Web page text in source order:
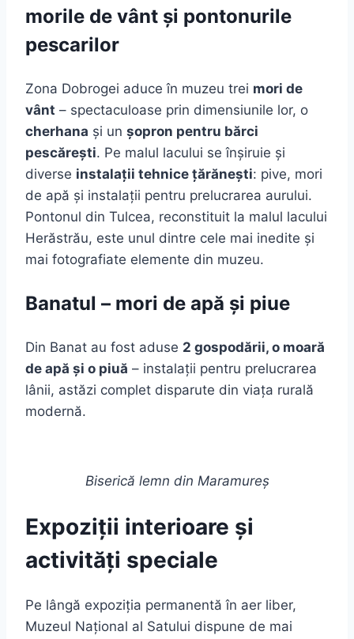
morile de vânt și pontonurile
pescarilor
Zona Dobrogei aduce în muzeu trei mori de
vânt – spectaculoase prin dimensiunile lor, o
cherhana și un șopron pentru bărci
pescărești. Pe malul lacului se înșiruie și
diverse instalații tehnice țărănești: pive, mori
de apă și instalații pentru prelucrarea aurului.
Pontonul din Tulcea, reconstituit la malul lacului
Herăstrău, este unul dintre cele mai inedite și
mai fotografiate elemente din muzeu.
Banatul – mori de apă și piue
Din Banat au fost aduse 2 gospodării, o moară
de apă și o piuă – instalații pentru prelucrarea
lânii, astăzi complet disparute din viața rurală
modernă.
Biserică lemn din Maramureș
Expoziții interioare și
activități speciale
Pe lângă expoziția permanentă în aer liber,
Muzeul Național al Satului dispune de mai